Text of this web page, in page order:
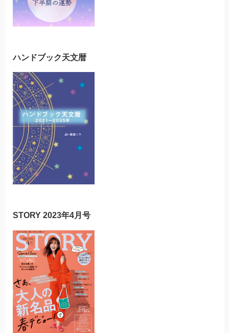
ハンドブック天文暦
STORY 2023年4月号